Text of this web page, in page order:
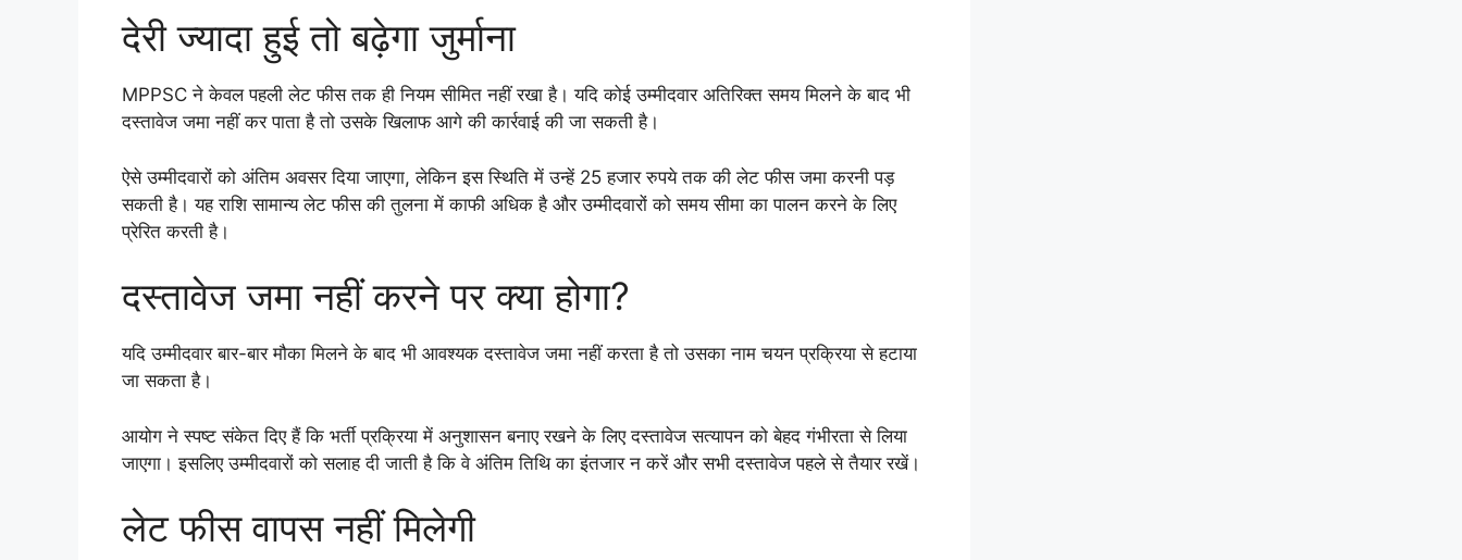
देरी ज्यादा हुई तो बढ़ेगा जुर्माना
MPPSC ने केवल पहली लेट फीस तक ही नियम सीमित नहीं रखा है। यदि कोई उम्मीदवार अतिरिक्त समय मिलने के बाद भी
दस्तावेज जमा नहीं कर पाता है तो उसके खिलाफ आगे की कार्रवाई की जा सकती है।
ऐसे उम्मीदवारों को अंतिम अवसर दिया जाएगा, लेकिन इस स्थिति में उन्हें 25 हजार रुपये तक की लेट फीस जमा करनी पड़
सकती है। यह राशि सामान्य लेट फीस की तुलना में काफी अधिक है और उम्मीदवारों को समय सीमा का पालन करने के लिए
प्रेरित करती है।
दस्तावेज जमा नहीं करने पर क्या होगा?
यदि उम्मीदवार बार-बार मौका मिलने के बाद भी आवश्यक दस्तावेज जमा नहीं करता है तो उसका नाम चयन प्रक्रिया से हटाया
जा सकता है।
आयोग ने स्पष्ट संकेत दिए हैं कि भर्ती प्रक्रिया में अनुशासन बनाए रखने के लिए दस्तावेज सत्यापन को बेहद गंभीरता से लिया
जाएगा। इसलिए उम्मीदवारों को सलाह दी जाती है कि वे अंतिम तिथि का इंतजार न करें और सभी दस्तावेज पहले से तैयार रखें।
लेट फीस वापस नहीं मिलेगी